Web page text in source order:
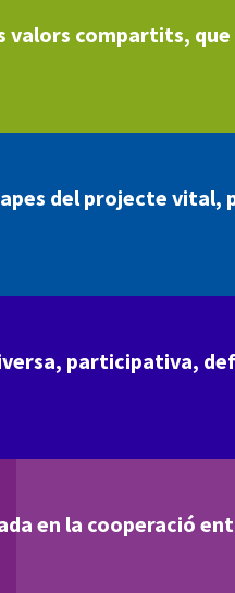
compartits,
del projecte vital,
participativa,
en la cooperació